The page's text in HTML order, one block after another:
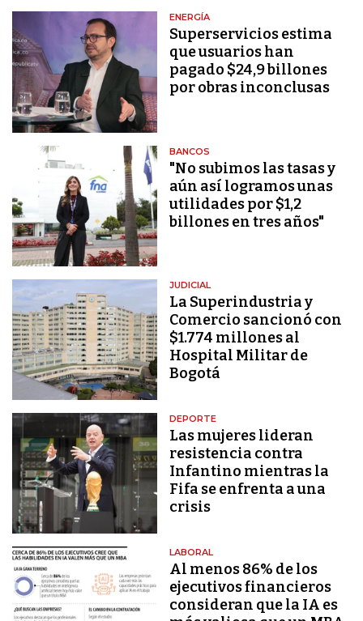
ENERGÍA
Superservicios estima
que usuarios han
pagado $24,9 billones
por obras inconclusas
BANCOS
"No subimos las tasas y
aún así logramos unas
utilidades por $1,2
billones en tres años"
JUDICIAL
La Superindustria y
Comercio sancionó con
$1.774 millones al
Hospital Militar de
Bogotá
DEPORTE
Las mujeres lideran
resistencia contra
Infantino mientras la
Fifa se enfrenta a una
crisis
LABORAL
Al menos 86% de los
ejecutivos financieros
consideran que la IA es